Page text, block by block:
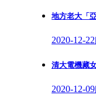
地方老大「
2020-12-22
清大電機藏
2020-12-09